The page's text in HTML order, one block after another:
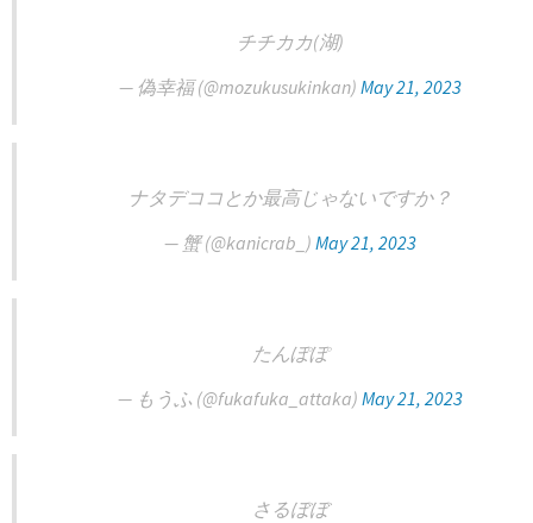
チチカカ(湖)
— 偽幸福 (@mozukusukinkan) May 21, 2023
ナタデココとか最高じゃないですか？
— 蟹 (@kanicrab_) May 21, 2023
たんぽぽ
— もうふ (@fukafuka_attaka) May 21, 2023
さるぼぼ